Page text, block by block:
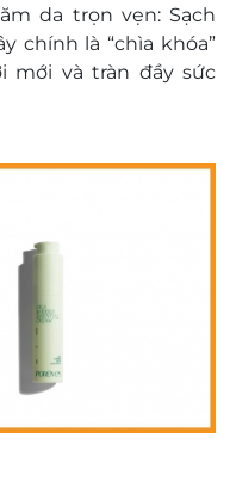
da trọn vẹn: Sạch
chính là “chìa khóa”
mới và tràn đầy sức